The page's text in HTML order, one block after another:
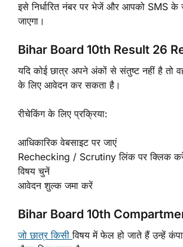
इसे निर्धारित नंबर पर भेजें और आपको SMS के
जाएगा।
Bihar Board 10th Result 26
यदि कोई छात्र अपने अंकों से संतुष्ट नहीं है तो
के लिए आवेदन कर सकता है।
रीचेकिंग के लिए प्रक्रिया:
आधिकारिक वेबसाइट पर जाएं
Rechecking / Scrutiny लिंक पर क्लिक
विषय चुनें
आवेदन शुल्क जमा करें
Bihar Board 10th
जो छात्र किसीविषय में फेल हो जाते हैं उन्हें